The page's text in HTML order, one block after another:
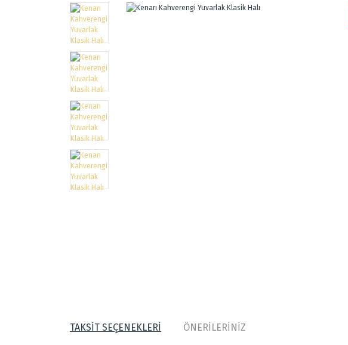
TAKSİT SEÇENEKLERİ ÖNERİLERİNİZ